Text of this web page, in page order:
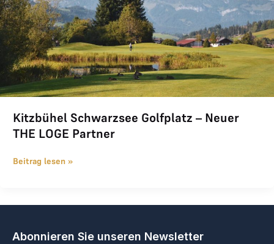
Kitzbühel Schwarzsee Golfplatz – Neuer
THE LOGE Partner
Beitrag lesen »
Abonnieren Sie unseren Newsletter